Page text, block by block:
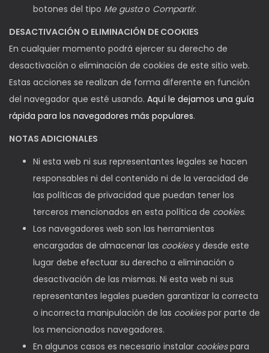
botones del tipo Me gustao Compartir.
DESACTIVACIÓN O ELIMINACIÓN DE COOKIES
En cualquier momento podrá ejercer su derecho de
desactivación o eliminación de cookies de este sitio web.
Estas acciones se realizan de forma diferente en función
del navegador que esté usando. Aquí le dejamos una guía
rápida para los navegadores más populares.
NOTAS ADICIONALES
Ni esta web ni sus representantes legales se hacen
responsables ni del contenido ni de la veracidad de
las políticas de privacidad que puedan tener los
terceros mencionados en esta política de cookies.
Los navegadores web son las herramientas
encargadas de almacenar las cookiesy desde este
lugar debe efectuar su derecho a eliminación o
desactivación de las mismas. Ni esta web ni sus
representantes legales pueden garantizar la correcta
o incorrecta manipulación de las cookiespor parte de
los mencionados navegadores.
En algunos casos es necesario instalar cookiespara